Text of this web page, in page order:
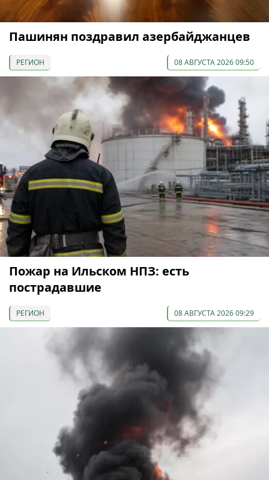
Пашинян поздравил азербайджанцев
РЕГИОН 08 АВГУСТА 2026 09:50
Пожар на Ильском НПЗ: есть
пострадавшие
РЕГИОН 08 АВГУСТА 2026 09:29